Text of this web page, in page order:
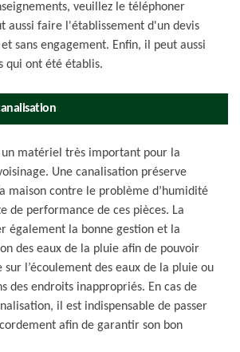
veuillez le téléphoner
aussi faire l'établissement d'un devis
sans engagement. Enfin, il peut aussi
qui ont été établis.
un matériel très important pour la
Une canalisation préserve
maison contre le problème d’humidité
de performance de ces pièces. La
également la bonne gestion et la
des eaux de la pluie afin de pouvoir
l’écoulement des eaux de la pluie ou
des endroits inappropriés. En cas de
il est indispensable de passer
afin de garantir son bon